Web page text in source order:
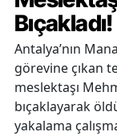
Bıçakladı!
Antalya’nın
görevine çıkan
meslektaşı
bıçaklayarak
yakalama